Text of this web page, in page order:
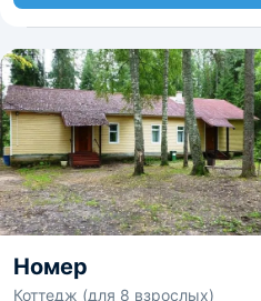
Номер
Коттедж (для 8 взрослых)